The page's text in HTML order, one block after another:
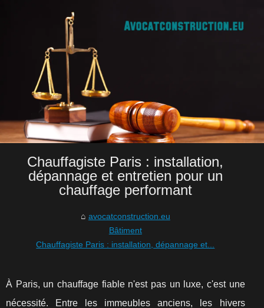
Chauffagiste Paris : installation,
dépannage et entretien pour un
chauffage performant
avocatconstruction.eu
Bâtiment
Chauffagiste Paris : installation, dépannage et...
À Paris, un chauffage fiable n'est pas un luxe, c'est une
nécessité. Entre les immeubles anciens, les hivers